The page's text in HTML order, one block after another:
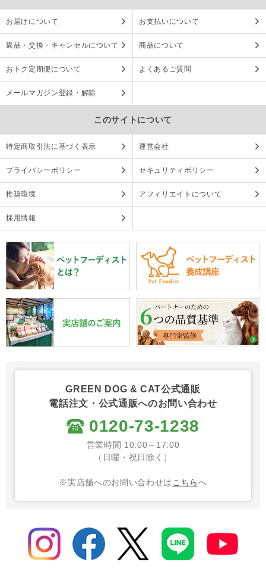
お届けについて お支払いについて
返品・交換・キャンセルについて 商品について
おトク定期便について よくあるご質問
メールマガジン登録・解除
このサイトについて
特定商取引法に基づく表示 運営会社
プライバシーポリシー セキュリティポリシー
推奨環境 アフィリエイトについて
採用情報
GREEN DOG & CAT公式通販
電話注文・公式通販へのお問い合わせ
0120-73-1238
営業時間 10:00～17:00
（日曜・祝日除く）
※実店舗へのお問い合わせは こちらへ